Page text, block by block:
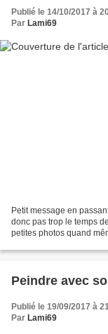
Publié le 14/10/2017 à
Par Lami69
Petit message en
donc pas trop le temps
petites photos quand
Peindre avec
Publié le 19/09/2017 à
Par Lami69